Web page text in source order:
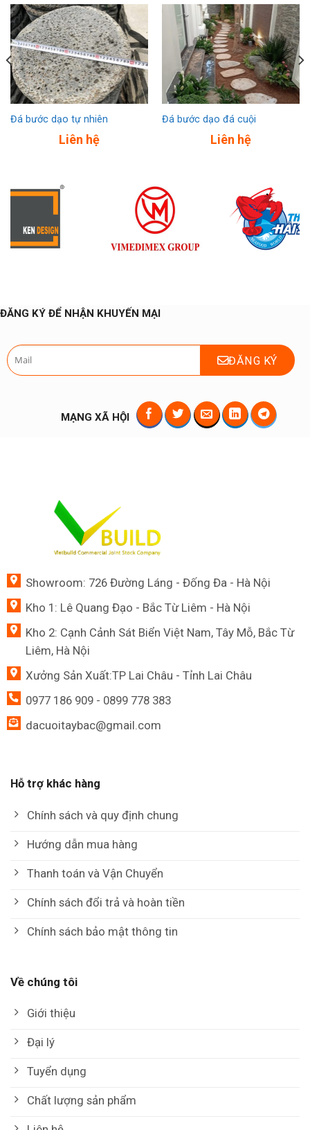
Đá bước dạo tự nhiên
Liên hệ
Đá bước dạo đá cuội
Liên hệ
ĐĂNG KÝ ĐỂ NHẬN KHUYẾN MẠI
MẠNG XÃ HỘI
Showroom: 726 Đường Láng - Đống Đa - Hà Nội
Kho 1: Lê Quang Đạo - Bắc Từ Liêm - Hà Nội
Kho 2: Cạnh Cảnh Sát Biển Việt Nam, Tây Mỗ, Bắc Từ
Liêm, Hà Nội
Xưởng Sản Xuất:TP Lai Châu - Tỉnh Lai Châu
0977 186 909 - 0899 778 383
dacuoitaybac@gmail.com
Hỗ trợ khác hàng
Chính sách và quy định chung
Hướng dẫn mua hàng
Thanh toán và Vận Chuyển
Chính sách đổi trả và hoàn tiền
Chính sách bảo mật thông tin
Về chúng tôi
Giới thiệu
Đại lý
Tuyển dụng
Chất lượng sản phẩm